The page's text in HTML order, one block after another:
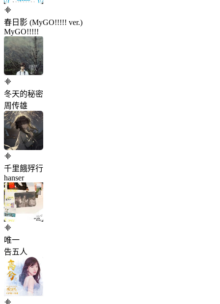
春日影 (MyGO!!!!! ver.)
MyGO!!!!!
冬天的秘密
周传雄
千里餓殍行
hanser
唯一
告五人